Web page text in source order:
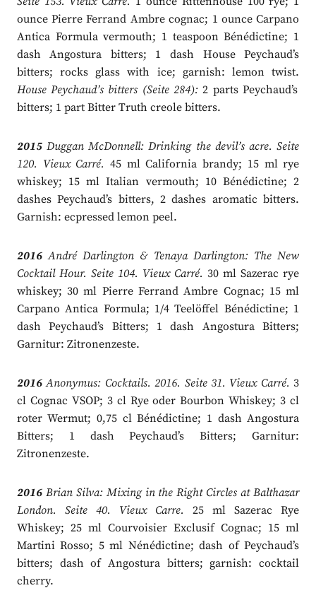
ounce Pierre Ferrand Ambre cognac; 1 ounce Carpano
Antica Formula vermouth; 1 teaspoon Bénédictine; 1
dash Angostura bitters; 1 dash House Peychaud’s
bitters; rocks glass with ice; garnish: lemon twist.
House Peychaud’s bitters (Seite 284): 2 parts Peychaud’s
bitters; 1 part Bitter Truth creole bitters.
2015Duggan McDonnell: Drinking the devil’s acre. Seite
120. Vieux Carré. 45 ml California brandy; 15 ml rye
whiskey; 15 ml Italian vermouth; 10 Bénédictine; 2
dashes Peychaud’s bitters, 2 dashes aromatic bitters.
Garnish: ecpressed lemon peel.
2016André Darlington & Tenaya Darlington: The New
Cocktail Hour. Seite 104. Vieux Carré. 30 ml Sazerac rye
whiskey; 30 ml Pierre Ferrand Ambre Cognac; 15 ml
Carpano Antica Formula; 1/4 Teelöffel Bénédictine; 1
dash Peychaud’s Bitters; 1 dash Angostura Bitters;
Garnitur: Zitronenzeste.
2016Anonymus: Cocktails. 2016. Seite 31. Vieux Carré. 3
cl Cognac VSOP; 3 cl Rye oder Bourbon Whiskey; 3 cl
roter Wermut; 0,75 cl Bénédictine; 1 dash Angostura
Bitters; 1 dash Peychaud’s Bitters; Garnitur:
Zitronenzeste.
2016Brian Silva: Mixing in the Right Circles at Balthazar
London. Seite 40. Vieux Carre. 25 ml Sazerac Rye
Whiskey; 25 ml Courvoisier Exclusif Cognac; 15 ml
Martini Rosso; 5 ml Nénédictine; dash of Peychaud’s
bitters; dash of Angostura bitters; garnish: cocktail
cherry.